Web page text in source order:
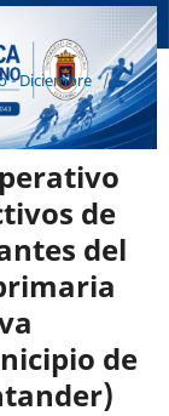
- Diciembre /
de
del
de